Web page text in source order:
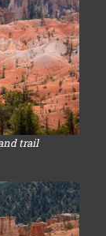
trail